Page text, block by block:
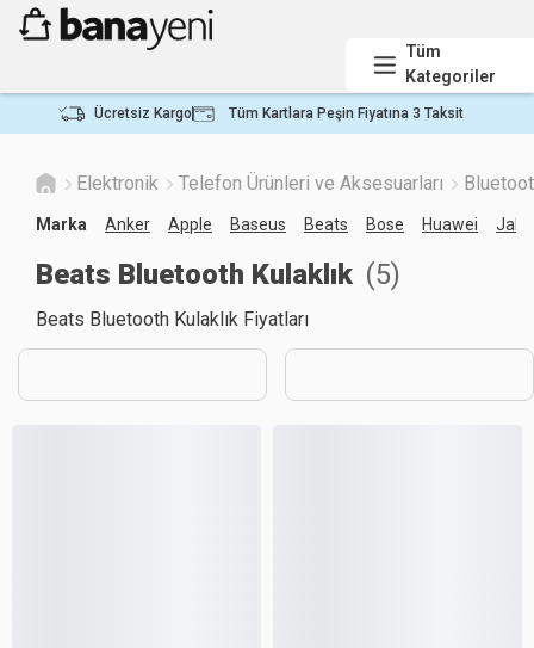
Tüm
Kategoriler
Ücretsiz Kargo Tüm Kartlara Peşin Fiyatına 3 Taksit
Elektronik Telefon Ürünleri ve Aksesuarları
Marka Anker Apple Baseus Beats Bose Huawei
Beats Bluetooth Kulaklık (5)
Beats Bluetooth Kulaklık Fiyatları